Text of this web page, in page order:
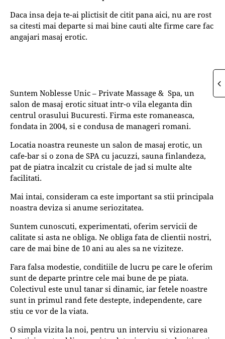
Daca insa deja te-ai plictisit de citit pana aici, nu are rost
sa citesti mai departe si mai bine cauti alte firme care fac
angajari masaj erotic.
Suntem Noblesse Unic – Private Massage & Spa, un
salon de masaj erotic situat intr-o vila eleganta din
centrul orasului Bucuresti. Firma este romaneasca,
fondata in 2004, si e condusa de manageri romani.
Locatia noastra reuneste un salon de masaj erotic, un
cafe-bar si o zona de SPA cu jacuzzi, sauna finlandeza,
pat de piatra incalzit cu cristale de jad si multe alte
facilitati.
Mai intai, consideram ca este important sa stii principala
noastra deviza si anume seriozitatea.
Suntem cunoscuti, experimentati, oferim servicii de
calitate si asta ne obliga. Ne obliga fata de clientii nostri,
care de mai bine de 10 ani au ales sa ne viziteze.
Fara falsa modestie, conditiile de lucru pe care le oferim
sunt de departe printre cele mai bune de pe piata.
Colectivul este unul tanar si dinamic, iar fetele noastre
sunt in primul rand fete destepte, independente, care
stiu ce vor de la viata.
O simpla vizita la noi, pentru un interviu si vizionarea